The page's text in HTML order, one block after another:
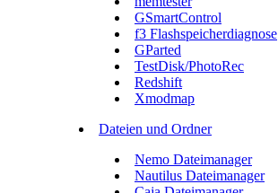
GSmartControl
f3 Flashspeicherdiagnose
GParted
TestDisk/PhotoRec
Redshift
Xmodmap
Dateien und Ordner
Nemo Dateimanager
Nautilus Dateimanager